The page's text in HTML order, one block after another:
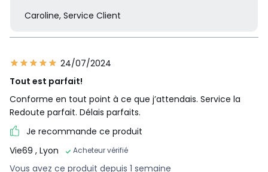
Caroline, Service Client
24/07/2024
Tout est parfait!
Conforme en tout point à ce que j’attendais. Service la
Redoute parfait. Délais parfaits.
Je recommande ce produit
Vie69 , Lyon Acheteur vérifié
Vous avez ce produit depuis 1 semaine